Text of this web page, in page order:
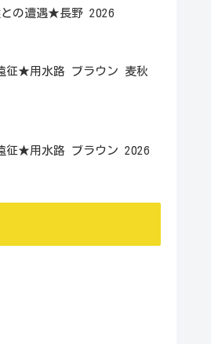
の遭遇★長野 2026
征★用水路 ブラウン 麦秋
征★用水路 ブラウン 2026